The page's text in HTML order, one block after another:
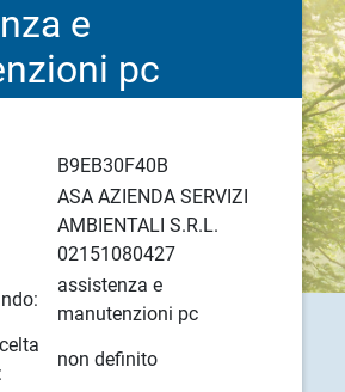
e
pc
B9EB30F40B
ASA AZIENDA SERVIZI
AMBIENTALI S.R.L.
02151080427
assistenza e
manutenzioni pc
non definito